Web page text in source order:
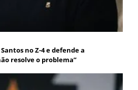
no Z-4 e defende a
resolve o problema”